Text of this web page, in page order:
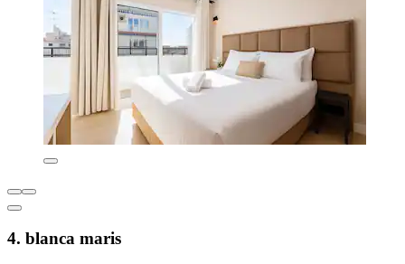
4. blanca maris